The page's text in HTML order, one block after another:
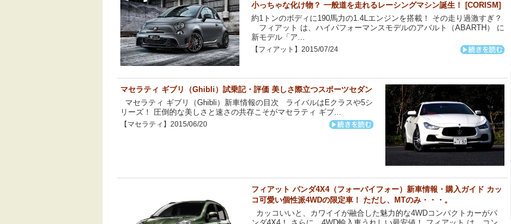
小っちゃな化け物？ 一般道を走れるレーシングマシン誕生！ [CORISM]
約1トンのボディに190馬力の1.4Lエンジンを搭載！ その走り過激すぎ？
フィアット は、ハイパフォーマンスモデルのアバルト（ABARTH） に
新モデル「ア...
【フィアット】2015/07/24
マセラティ ギブリ（Ghibli）試乗記・評価 美しさ際立つスポーツセダン
マセラティ ギブリ（Ghibli）新車情報の目次 ライバルはEクラスや5シ
リーズ！ 圧倒的な美しさと速さの共存こそがマセラティ ギブ...
【マセラティ】2015/06/20
フィアット パンダ4X4（フォーバイフォー）新車情報・購入ガイド カッ
コ可愛い個性派4WDの限定車！ ただし、MTのみ・・・。
カッコいいと、カワイイが融合した魅力的な4WDコンパクトカーがパ
ンダ4X4！ さらに、4WD輸入車うれしい最安値！ フィアット は、コン